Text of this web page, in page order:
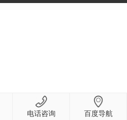
电话咨询 百度导航